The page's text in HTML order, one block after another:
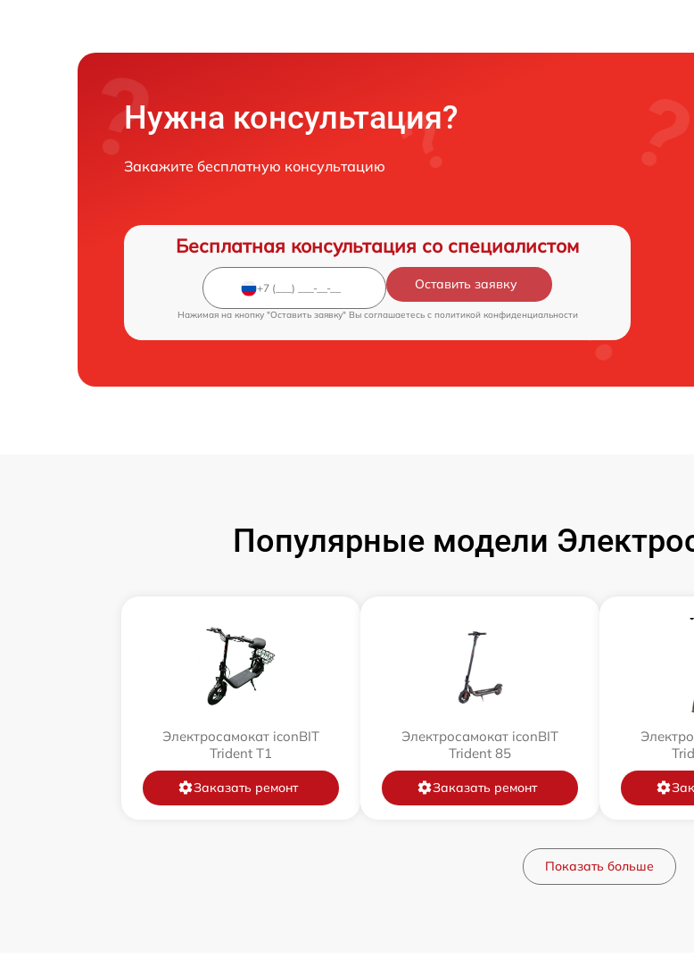
Нужна консультация?
Закажите бесплатную консультацию
Бесплатная консультация со специалистом
Оставить заявку
Нажимая на кнопку "Оставить заявку" Вы соглашаетесь c политикой конфиденциальности
Популярные модели
Электросамокат iconBIT
Trident T1
Заказать ремонт
Электросамокат iconBIT
Trident 85
Заказать ремонт
Показать больше